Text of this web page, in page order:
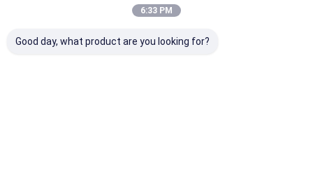
6:33 PM
Good day, what product are you looking for?